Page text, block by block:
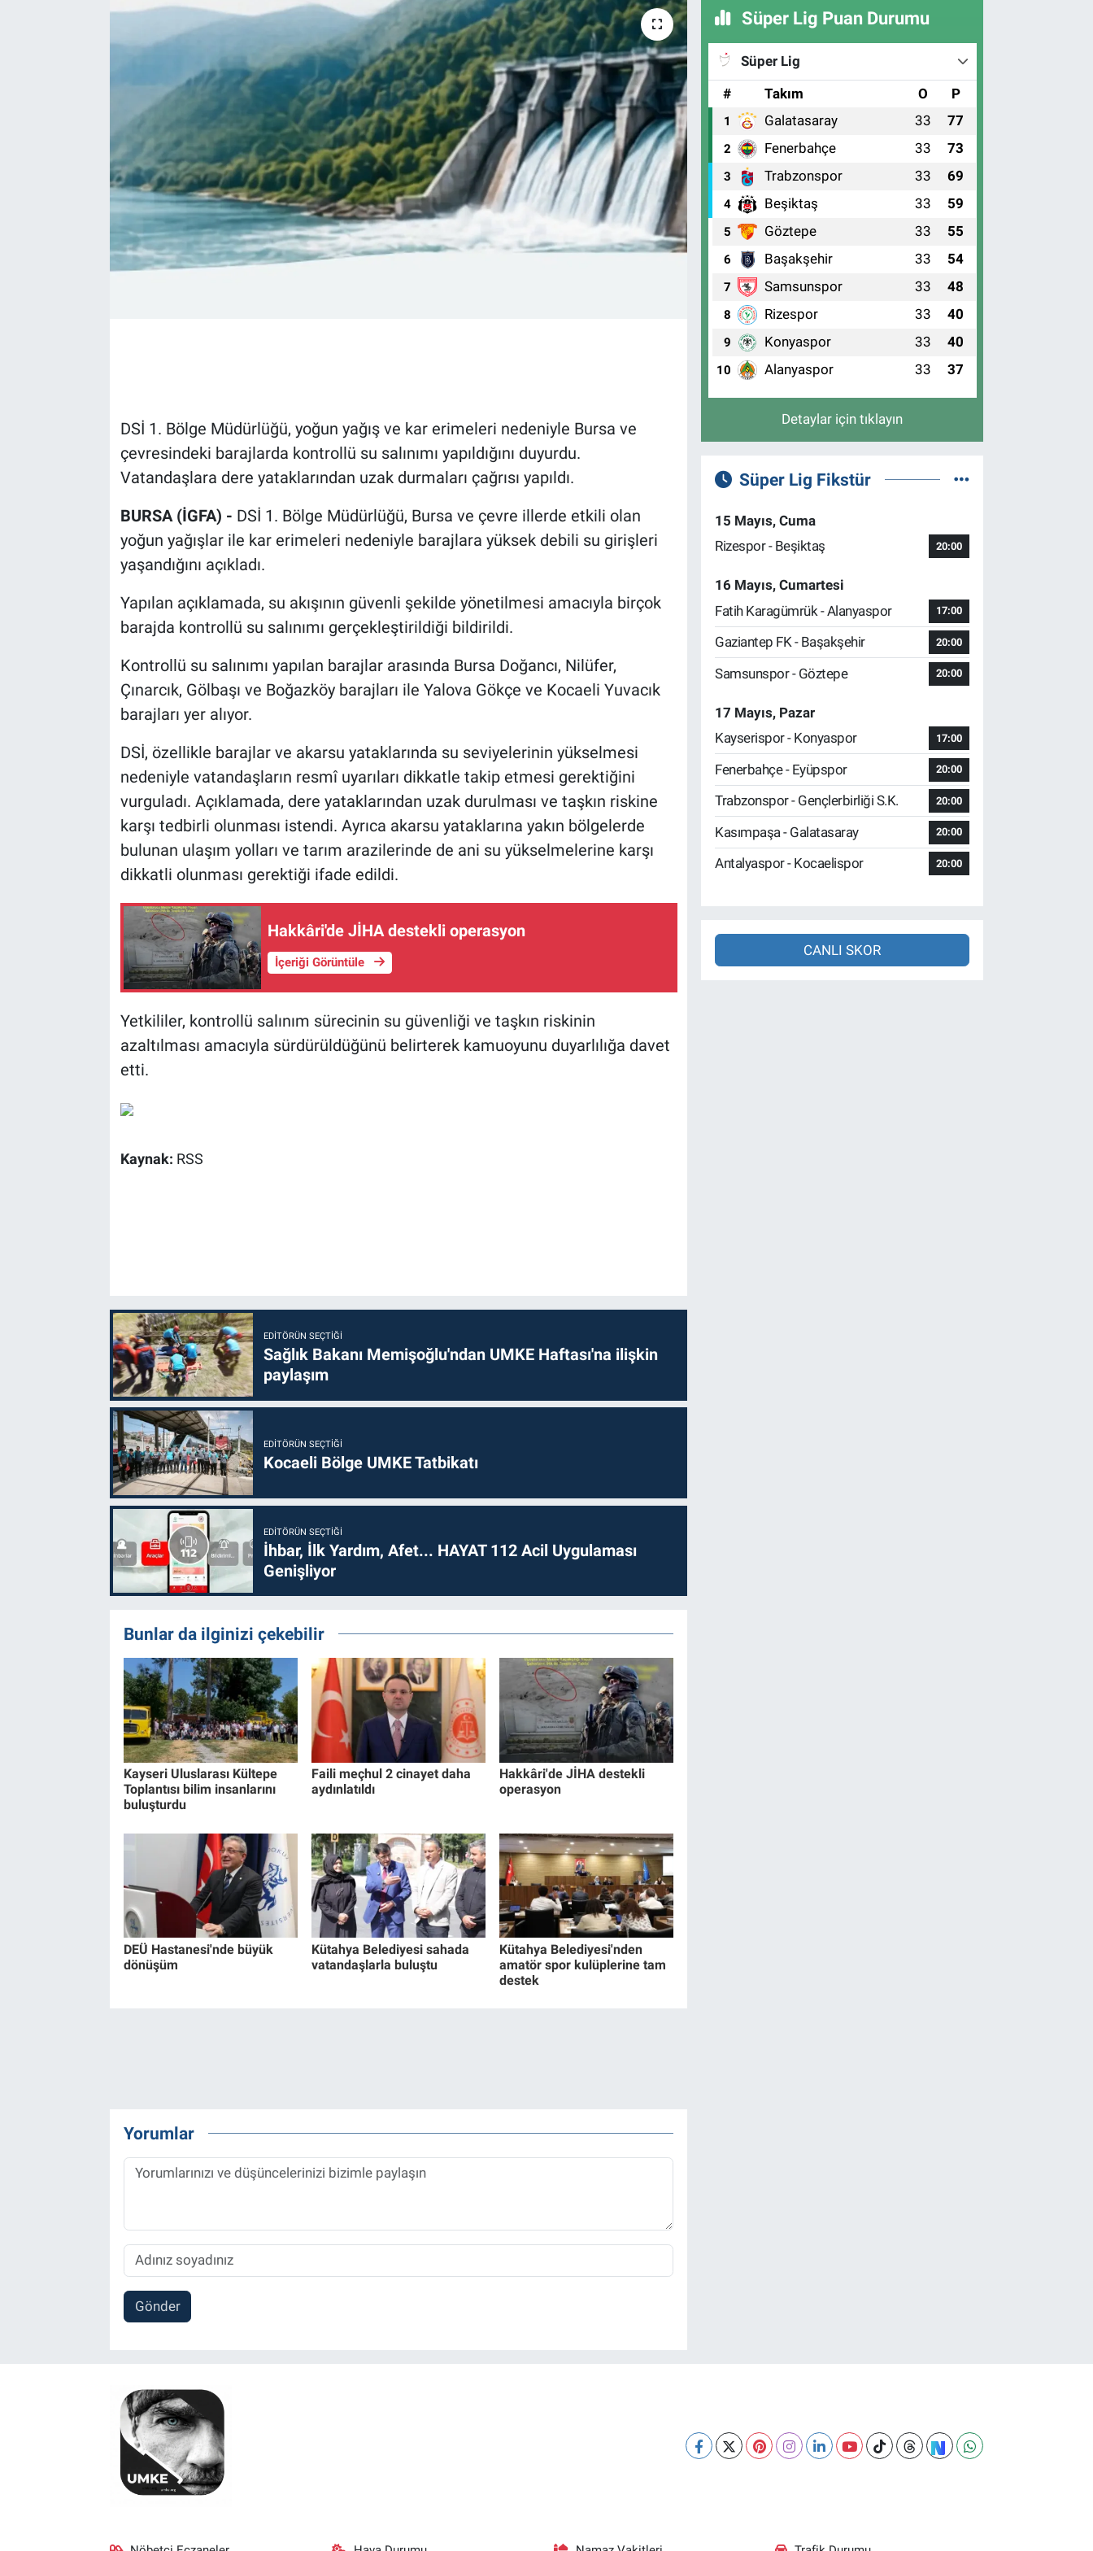
DSİ 1. Bölge Müdürlüğü, yoğun yağış ve kar erimeleri nedeniyle Bursa ve
çevresindeki barajlarda kontrollü su salınımı yapıldığını duyurdu.
Vatandaşlara dere yataklarından uzak durmaları çağrısı yapıldı.
BURSA (İGFA) - DSİ 1. Bölge Müdürlüğü, Bursa ve çevre illerde etkili olan
yoğun yağışlar ile kar erimeleri nedeniyle barajlara yüksek debili su girişleri
yaşandığını açıkladı.
Yapılan açıklamada, su akışının güvenli şekilde yönetilmesi amacıyla birçok
barajda kontrollü su salınımı gerçekleştirildiği bildirildi.
Kontrollü su salınımı yapılan barajlar arasında Bursa Doğancı, Nilüfer,
Çınarcık, Gölbaşı ve Boğazköy barajları ile Yalova Gökçe ve Kocaeli Yuvacık
barajları yer alıyor.
DSİ, özellikle barajlar ve akarsu yataklarında su seviyelerinin yükselmesi
nedeniyle vatandaşların resmî uyarıları dikkatle takip etmesi gerektiğini
vurguladı. Açıklamada, dere yataklarından uzak durulması ve taşkın riskine
karşı tedbirli olunması istendi. Ayrıca akarsu yataklarına yakın bölgelerde
bulunan ulaşım yolları ve tarım arazilerinde de ani su yükselmelerine karşı
dikkatli olunması gerektiği ifade edildi.
Hakkâri'de JİHA destekli operasyon
İçeriği Görüntüle
Yetkililer, kontrollü salınım sürecinin su güvenliği ve taşkın riskinin
azaltılması amacıyla sürdürüldüğünü belirterek kamuoyunu duyarlılığa davet
etti.
Kaynak: RSS
EDITÖRÜN SEÇTIĞI
Sağlık Bakanı Memişoğlu'ndan UMKE Haftası'na ilişkin
paylaşım
EDITÖRÜN SEÇTIĞI
Kocaeli Bölge UMKE Tatbikatı
EDITÖRÜN SEÇTIĞI
İhbar, İlk Yardım, Afet... HAYAT 112 Acil Uygulaması
Genişliyor
Bunlar da ilginizi çekebilir
Kayseri Uluslarası Kültepe
Toplantısı bilim insanlarını
buluşturdu
Faili meçhul 2 cinayet daha
aydınlatıldı
Hakkâri'de JİHA destekli
operasyon
DEÜ Hastanesi'nde büyük
dönüşüm
Kütahya Belediyesi sahada
vatandaşlarla buluştu
Kütahya Belediyesi'nden
amatör spor kulüplerine tam
destek
Yorumlar
Gönder
Süper Lig Puan Durumu
Süper Lig
#
Takım O P
1 Galatasaray 33 77
2 Fenerbahçe 33 73
3 Trabzonspor 33 69
4 Beşiktaş 33 59
5 Göztepe 33 55
6 Başakşehir 33 54
7 Samsunspor 33 48
8 Rizespor 33 40
9 Konyaspor 33 40
10 Alanyaspor 33 37
Detaylar için tıklayın
Süper Lig Fikstür
15 Mayıs, Cuma
Rizespor - Beşiktaş
20:00
16 Mayıs, Cumartesi
Fatih Karagümrük - Alanyaspor
17:00
Gaziantep FK - Başakşehir 20:00
Samsunspor - Göztepe 20:00
17 Mayıs, Pazar
Kayserispor - Konyaspor
17:00
Fenerbahçe - Eyüpspor 20:00
Trabzonspor - Gençlerbirliği S.K. 20:00
Kasımpaşa - Galatasaray 20:00
Antalyaspor - Kocaelispor 20:00
CANLI SKOR